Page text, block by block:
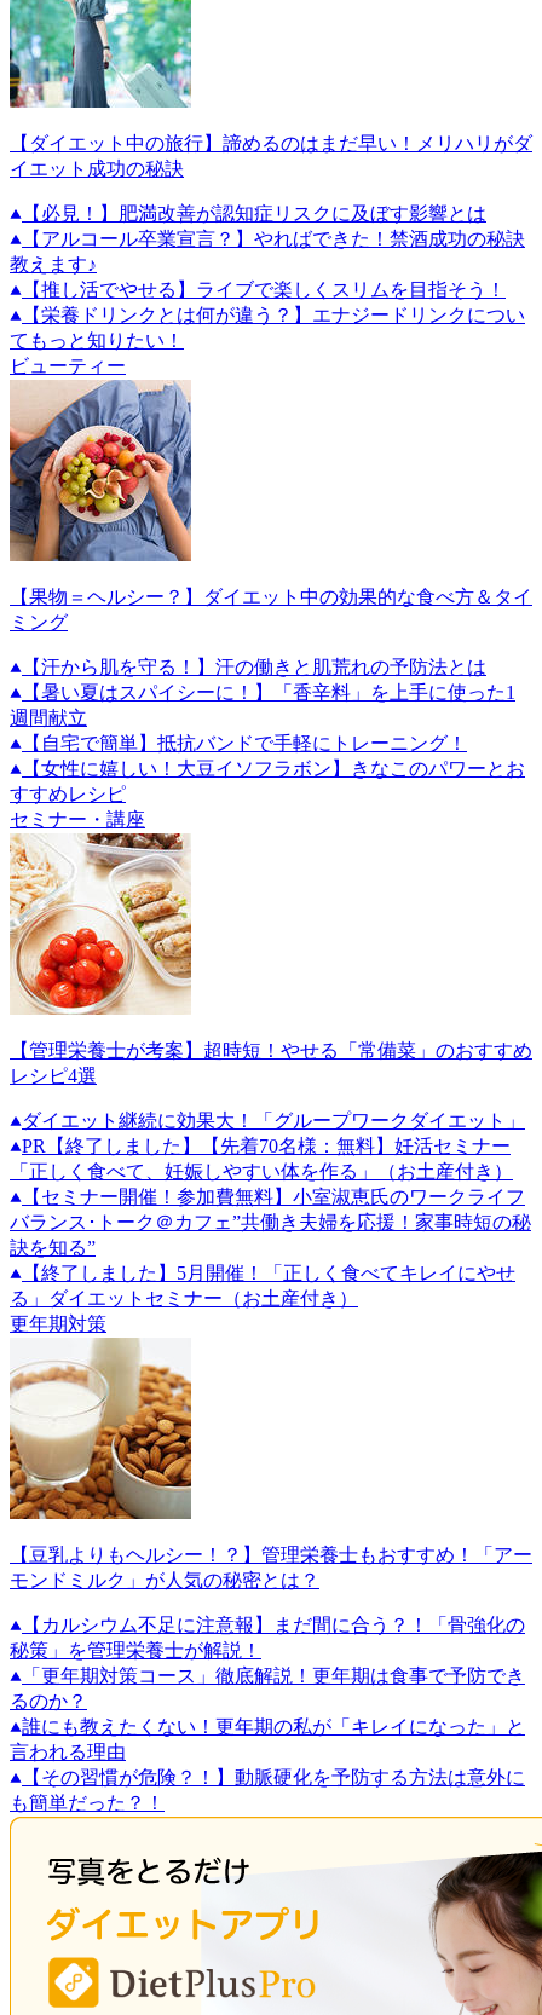
【ダイエット中の旅行】諦めるのはまだ早い！メリハリがダ
イエット成功の秘訣
【必見！】肥満改善が認知症リスクに及ぼす影響とは
【アルコール卒業宣言？】やればできた！禁酒成功の秘訣
教えます♪
【推し活でやせる】ライブで楽しくスリムを目指そう！
【栄養ドリンクとは何が違う？】エナジードリンクについ
てもっと知りたい！
ビューティー
【果物＝ヘルシー？】ダイエット中の効果的な食べ方＆タイ
ミング
【汗から肌を守る！】汗の働きと肌荒れの予防法とは
【暑い夏はスパイシーに！】「香辛料」を上手に使った1
週間献立
【自宅で簡単】抵抗バンドで手軽にトレーニング！
【女性に嬉しい！大豆イソフラボン】きなこのパワーとお
すすめレシピ
セミナー・講座
【管理栄養士が考案】超時短！やせる「常備菜」のおすすめ
レシピ4選
ダイエット継続に効果大！「グループワークダイエット」
PR 【終了しました】【先着70名様：無料】妊活セミナー
「正しく食べて、妊娠しやすい体を作る」（お土産付き）
【セミナー開催！参加費無料】小室淑恵氏のワークライフ
バランス･トーク＠カフェ”共働き夫婦を応援！家事時短の秘
訣を知る”
【終了しました】5月開催！「正しく食べてキレイにやせ
る」ダイエットセミナー（お土産付き）
更年期対策
【豆乳よりもヘルシー！？】管理栄養士もおすすめ！「アー
モンドミルク」が人気の秘密とは？
【カルシウム不足に注意報】まだ間に合う？！「骨強化の
秘策」を管理栄養士が解説！
「更年期対策コース」徹底解説！更年期は食事で予防でき
るのか？
誰にも教えたくない！更年期の私が「キレイになった」と
言われる理由
【その習慣が危険？！】動脈硬化を予防する方法は意外に
も簡単だった？！